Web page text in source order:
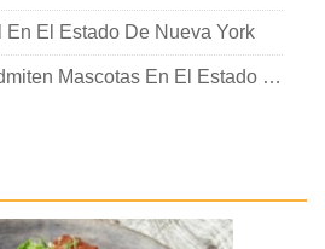
En El Estado De Nueva York
Escapadas Que Admiten Mascotas En El Estado De Nueva York